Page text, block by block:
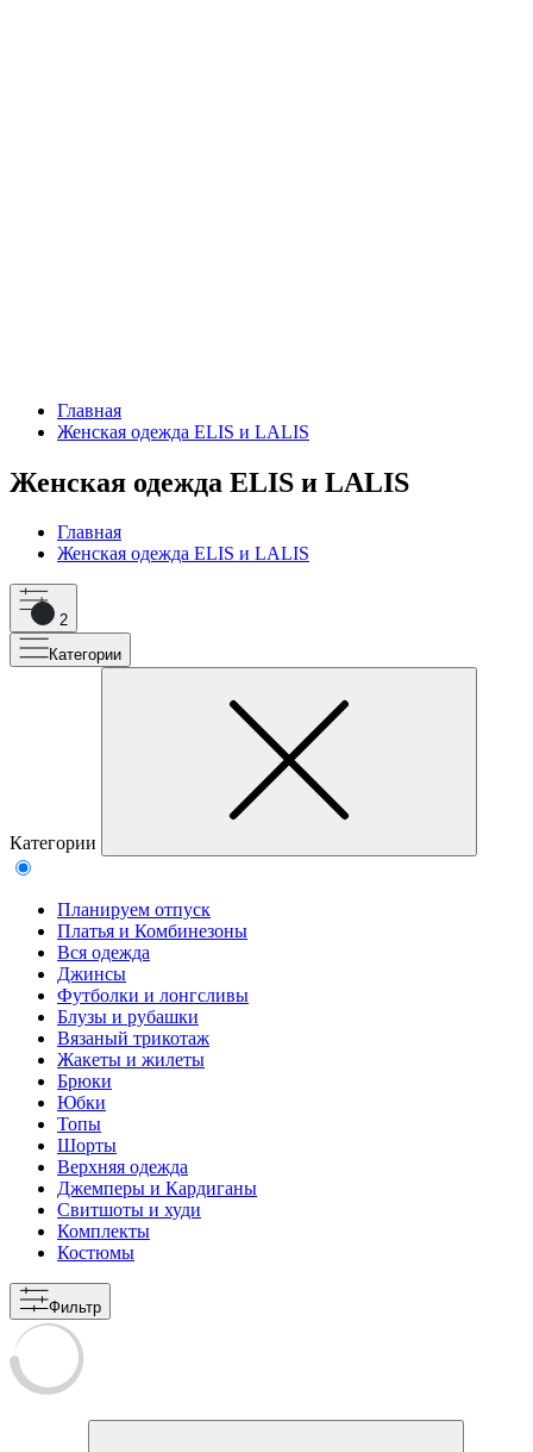
Главная
Женская одежда ELIS и LALIS
Женская одежда ELIS и LALIS
Главная
Женская одежда ELIS и LALIS
2
Категории
Категории
Планируем отпуск
Платья и Комбинезоны
Вся одежда
Джинсы
Футболки и лонгсливы
Блузы и рубашки
Вязаный трикотаж
Жакеты и жилеты
Брюки
Юбки
Топы
Шорты
Верхняя одежда
Джемперы и Кардиганы
Свитшоты и худи
Комплекты
Костюмы
Фильтр